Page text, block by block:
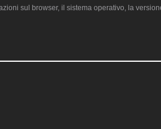
sul browser, il sistema operativo, la